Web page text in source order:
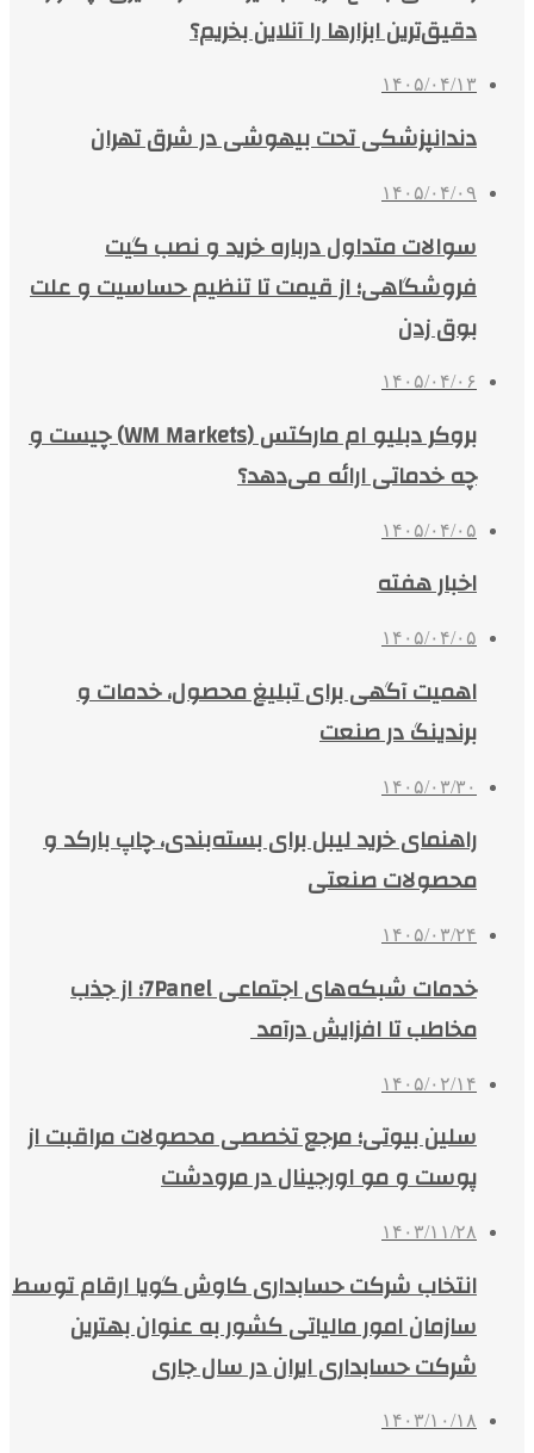
دقیق‌ترین ابزارها را آنلاین بخریم؟
۱۴۰۵/۰۴/۱۳
دندانپزشکی تحت بیهوشی در شرق تهران
۱۴۰۵/۰۴/۰۹
سوالات متداول درباره خرید و نصب گیت
فروشگاهی؛ از قیمت تا تنظیم حساسیت و علت
بوق زدن
۱۴۰۵/۰۴/۰۶
بروکر دبلیو ام مارکتس (WM Markets) چیست و
چه خدماتی ارائه می‌دهد؟
۱۴۰۵/۰۴/۰۵
اخبار هفته
۱۴۰۵/۰۴/۰۵
اهمیت آگهی برای تبلیغ محصول، خدمات و
برندینگ در صنعت
۱۴۰۵/۰۳/۳۰
راهنمای خرید لیبل برای بسته‌بندی، چاپ بارکد و
محصولات صنعتی
۱۴۰۵/۰۳/۲۴
خدمات شبکه‌های اجتماعی 7Panel؛ از جذب
مخاطب تا افزایش درآمد
۱۴۰۵/۰۲/۱۴
سلین بیوتی؛ مرجع تخصصی محصولات مراقبت از
پوست و مو اورجینال در مرودشت
۱۴۰۳/۱۱/۲۸
انتخاب شرکت حسابداری کاوش گویا ارقام توسط
سازمان امور مالیاتی کشور به عنوان بهترین
شرکت حسابداری ایران در سال جاری
۱۴۰۳/۱۰/۱۸